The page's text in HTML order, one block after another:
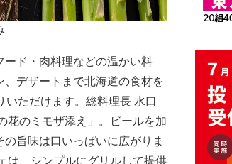
ド・肉料理などの温かい料
デザートまで北海道の食材を
ただけます。総料理長 水口
花のミモザ添え」。ビールを加
旨味は口いっぱいに広がりま
は、シンプルにグリルして提供